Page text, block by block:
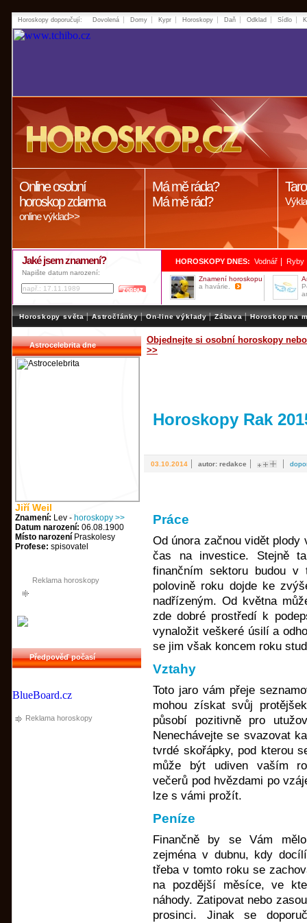
Horoskopy doporučují: Dovolená Domy Kypr Horoskopy Daň Odklad Sídlo
Online osobní
horoskop zdarma
online výklad>>
Má mě ráda?
Má mě rád?
Jaké jsem znamení?
Napište datum narození:
HOROSKOPY DNES: Vodnář Ryby
Znamení horoskopu
a havárie.
Horoskopy světa | Astročlánky | On-line výklady | Zábava | Horoskop na
Astrocelebrita dne
Jiří Weil
Znamení: Lev - horoskopy >>
Datum narození: 06.08.1900
Místo narození Praskolesy
Profese: spisovatel
Reklama horoskopy
Předpověď počasí
BlueBoard.cz
Reklama horoskopy
Objednejte si osobní horoskopy
>>
Horoskopy Rak
03.10.2014 | autor: redakce | |
Práce
Od února začnou vidět
čas na investice. Stejně
finančním sektoru budou v
polovině roku dojde ke
nadřízeným. Od května
zde dobré prostředí k
vynaložit veškeré úsilí a
se jim však koncem roku
Vztahy
Toto jaro vám přeje
mohou získat svůj
působí pozitivně pro
Nenechávejte se svazovat
tvrdé skořápky, pod kterou
může být udiven vaším
večerů pod hvězdami po
lze s vámi prožít.
Peníze
Finančně by se Vám
zejména v dubnu, kdy
třeba v tomto roku se
na pozdější měsíce, ve
náhody. Zatipovat nebo
prosinci. Jinak se